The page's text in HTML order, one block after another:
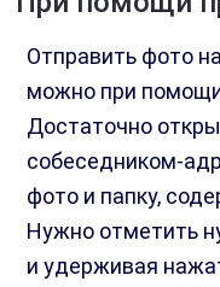
Отправить фото
можно при
Достаточно
собеседником-
фото и папку,
Нужно отметить
и удерживая